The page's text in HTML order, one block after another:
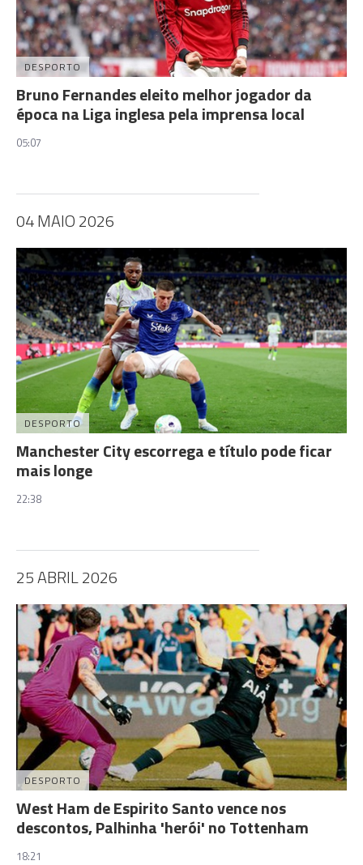
DESPORTO
Bruno Fernandes eleito melhor jogador da
época na Liga inglesa pela imprensa local
05:07
04 MAIO 2026
DESPORTO
Manchester City escorrega e título pode ficar
mais longe
22:38
25 ABRIL 2026
DESPORTO
West Ham de Espirito Santo vence nos
descontos, Palhinha 'herói' no Tottenham
18:21